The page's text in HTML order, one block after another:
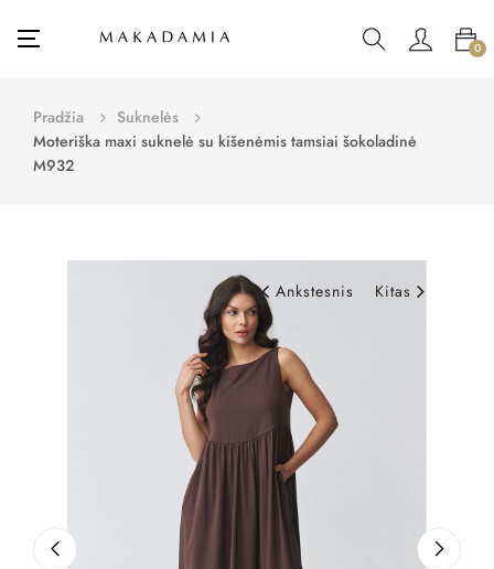
Toggle
☰ 0
Pradžia
Suknelės
Moteriška maxi suknelė su kišenėmis tamsiai šokoladinė
M932
Ankstesnis Kitas